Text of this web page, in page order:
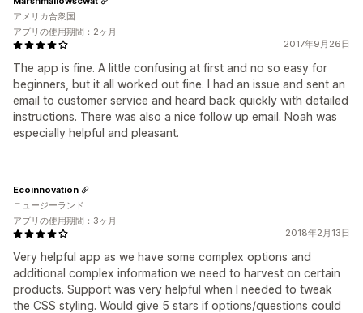
2017年9月26日
The app is fine. A little confusing at first and no so easy for
beginners, but it all worked out fine. I had an issue and sent an
email to customer service and heard back quickly with detailed
instructions. There was also a nice follow up email. Noah was
especially helpful and pleasant.
アメリカ合衆国
アプリの使用期間：2ヶ月
2018年2月13日
Very helpful app as we have some complex options and
additional complex information we need to harvest on certain
products. Support was very helpful when I needed to tweak
the CSS styling. Would give 5 stars if options/questions could
Ecoinnovation
ニュージーランド
アプリの使用期間：3ヶ月